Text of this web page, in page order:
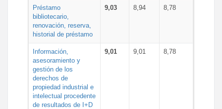
Préstamo
bibliotecario,
renovación, reserva,
historial de préstamo
9,03 8,94 8,78
Información,
asesoramiento y
gestión de los
derechos de
propiedad industrial e
intelectual procedente
de resultados de I+D
9,01 9,01 8,78